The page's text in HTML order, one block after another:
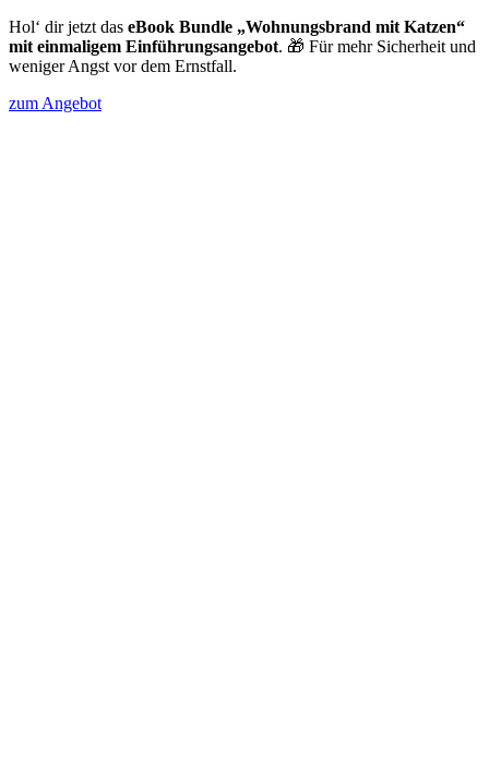
Hol‘ dir jetzt das eBook Bundle „Wohnungsbrand mit Katzen“
mit einmaligem Einführungsangebot. 🎁 Für mehr Sicherheit und
weniger Angst vor dem Ernstfall.
zum Angebot